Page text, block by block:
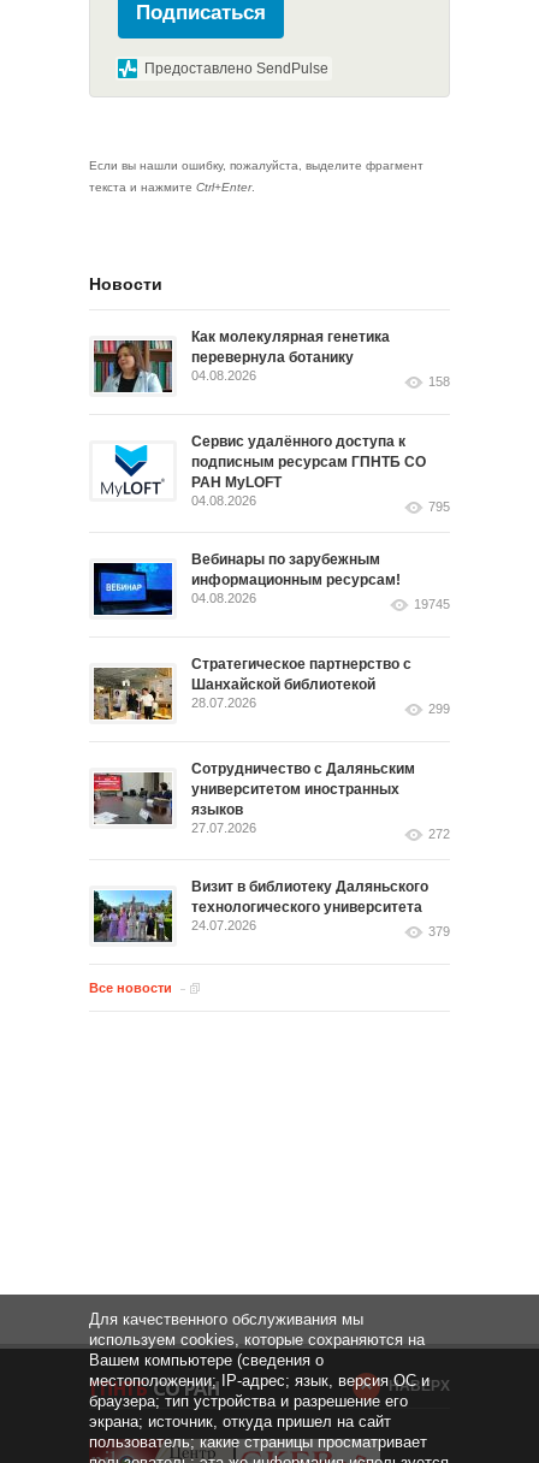
Подписаться
Предоставлено SendPulse
Если вы нашли ошибку, пожалуйста, выделите фрагмент
текста и нажмите Ctrl+Enter.
Новости
Как молекулярная генетика
перевернула ботанику
04.08.2026 158
Сервис удалённого доступа к
подписным ресурсам ГПНТБ СО
РАН MyLOFT
04.08.2026 795
Вебинары по зарубежным
информационным ресурсам!
04.08.2026 19745
Стратегическое партнерство с
Шанхайской библиотекой
28.07.2026 299
Сотрудничество с Даляньским
университетом иностранных
языков
27.07.2026 272
Визит в библиотеку Даляньского
технологического университета
24.07.2026 379
Все новости
НАВЕРХ
Для качественного обслуживания мы
используем cookies, которые сохраняются на
Вашем компьютере (сведения о
местоположении; IP-адрес; язык, версия ОС и
браузера; тип устройства и разрешение его
экрана; источник, откуда пришел на сайт
пользователь; какие страницы просматривает